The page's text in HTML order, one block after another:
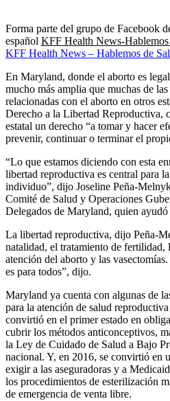
Forma parte del grupo de Facebook
español KFF Health News-Hablemos
KFF Health News – Hablemos de
En Maryland, donde el aborto es
mucho más amplia que muchas de
relacionadas con el aborto en otros
Derecho a la Libertad Reproductiva,
estatal un derecho “a tomar y hacer
prevenir, continuar o terminar el
“Lo que estamos diciendo con esta
libertad reproductiva es central para
individuo”, dijo Joseline Peña-
Comité de Salud y Operaciones
Delegados de Maryland, quien ayudó
La libertad reproductiva, dijo Peña-
natalidad, el tratamiento de fertilidad,
atención del aborto y las
es para todos”, dijo.
Maryland ya cuenta con algunas de
para la atención de salud
convirtió en el primer estado en
cubrir los métodos anticonceptivos,
la Ley de Cuidado de Salud a Bajo
nacional. Y, en 2016, se convirtió en
exigir a las aseguradoras y a
los procedimientos de esterilización
de emergencia de venta libre.